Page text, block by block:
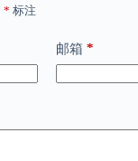
* 标注
邮箱 *